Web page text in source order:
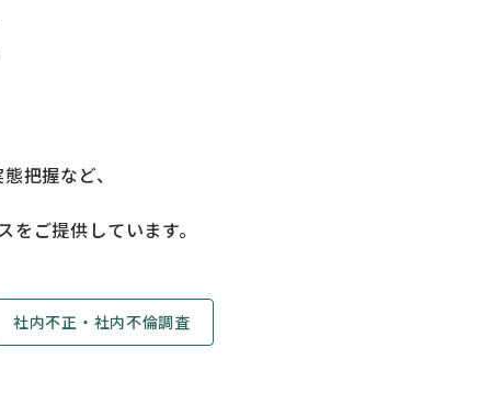
把握など、
ご提供しています。
社内不正・社内不倫調査